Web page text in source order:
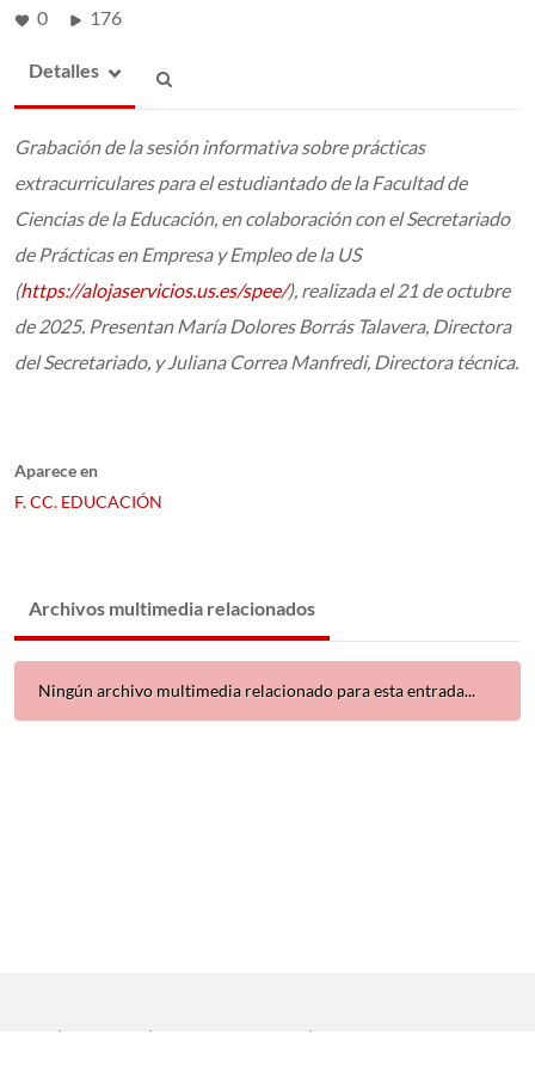
0 176
Detalles
Grabación de la sesión informativa sobre prácticas
extracurriculares para el estudiantado de la Facultad de
Ciencias de la Educación, en colaboración con el Secretariado
de Prácticas en Empresa y Empleo de la US
(https://alojaservicios.us.es/spee/), realizada el 21 de octubre
de 2025. Presentan María Dolores Borrás Talavera, Directora
del Secretariado, y Juliana Correa Manfredi, Directora técnica.
Aparece en
F. CC. EDUCACIÓN
Archivos multimedia relacionados
Ningún archivo multimedia relacionado para esta entrada...
| | |